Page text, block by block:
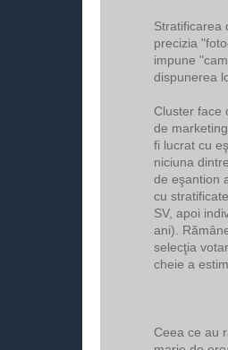
Stratificarea
precizia
impune
dispunerea
Cluster face
de
fi lucrat cu
niciuna
de eşantion
cu
SV, apoi
ani).
selecţia
cheie a
Ceea ce au